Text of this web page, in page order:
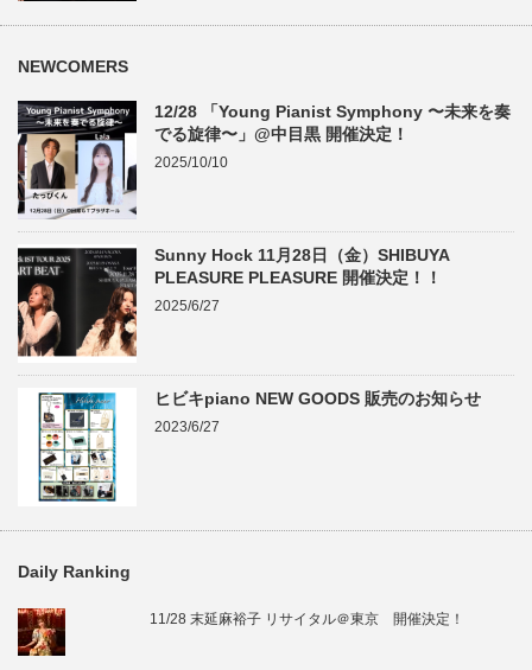
NEWCOMERS
12/28 「Young Pianist Symphony 〜未来を奏
でる旋律〜」@中目黒 開催決定！
2025/10/10
Sunny Hock 11月28日（金）SHIBUYA
PLEASURE PLEASURE 開催決定！！
2025/6/27
ヒビキpiano NEW GOODS 販売のお知らせ
2023/6/27
Daily Ranking
11/28 末延麻裕子 リサイタル＠東京 開催決定！